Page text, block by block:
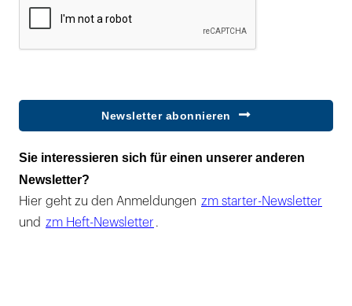
Newsletter abonnieren
Sie interessieren sich für einen unserer anderen
Newsletter?
Hier geht zu den Anmeldungen zm starter-Newsletter
und zm Heft-Newsletter .